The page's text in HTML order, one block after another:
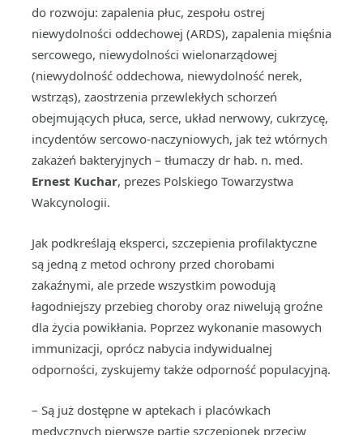
do rozwoju: zapalenia płuc, zespołu ostrej
niewydolności oddechowej (ARDS), zapalenia mięśnia
sercowego, niewydolności wielonarządowej
(niewydolność oddechowa, niewydolność nerek,
wstrząs), zaostrzenia przewlekłych schorzeń
obejmujących płuca, serce, układ nerwowy, cukrzycę,
incydentów sercowo-naczyniowych, jak też wtórnych
zakażeń bakteryjnych – tłumaczy dr hab. n. med.
Ernest Kuchar, prezes Polskiego Towarzystwa
Wakcynologii.
Jak podkreślają eksperci, szczepienia profilaktyczne
są jedną z metod ochrony przed chorobami
zakaźnymi, ale przede wszystkim powodują
łagodniejszy przebieg choroby oraz niwelują groźne
dla życia powikłania. Poprzez wykonanie masowych
immunizacji, oprócz nabycia indywidualnej
odporności, zyskujemy także odporność populacyjną.
– Są już dostępne w aptekach i placówkach
medycznych pierwsze partie szczepionek przeciw